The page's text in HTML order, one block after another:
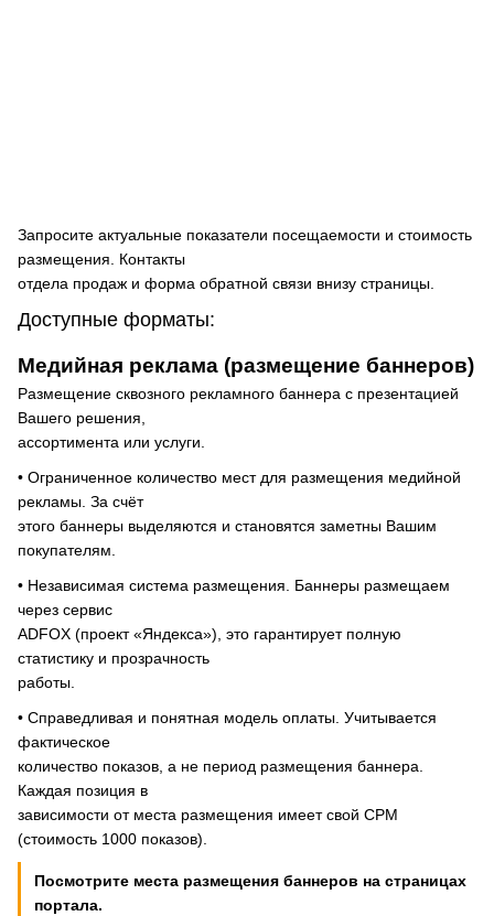
Запросите актуальные показатели посещаемости и стоимость
размещения. Контакты
отдела продаж и форма обратной связи внизу страницы.
Доступные форматы:
Медийная реклама (размещение баннеров)
Размещение сквозного рекламного баннера с презентацией
Вашего решения,
ассортимента или услуги.
• Ограниченное количество мест для размещения медийной
рекламы. За счёт
этого баннеры выделяются и становятся заметны Вашим
покупателям.
• Независимая система размещения. Баннеры размещаем
через сервис
ADFOX (проект «Яндекса»), это гарантирует полную
статистику и прозрачность
работы.
• Справедливая и понятная модель оплаты. Учитывается
фактическое
количество показов, а не период размещения баннера.
Каждая позиция в
зависимости от места размещения имеет свой CPM
(стоимость 1000 показов).
Посмотрите места размещения баннеров на страницах
портала.